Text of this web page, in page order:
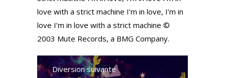
love with a strict machine I’m in love, I’m in
love I’m in love with a strict machine ©
2003 Mute Records, a BMG Company.
Diversion suivante